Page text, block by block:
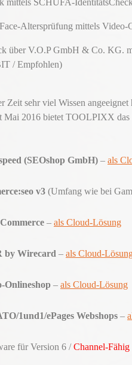
mittels SCHUFA-
Altersprüfung mittels Video-
über V.O.P GmbH & Co. KG.
/ Empfohlen)
Zeit sehr viel Wissen
Mai 2016 bietet TOOLPIXX
(SEOshop GmbH) – als
v3 (Umfang wie bei
– als Cloud-Lösung
by Wirecard – als Cloud-
Onlineshop – als Cloud-Lösung
1und1/ePages Webshops –
für Version 6 /Channel-Fähig